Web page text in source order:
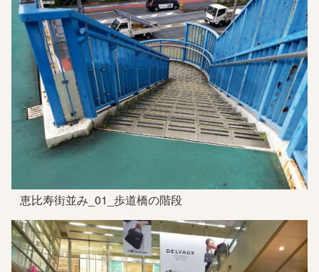
恵比寿街並み_01_歩道橋の階段